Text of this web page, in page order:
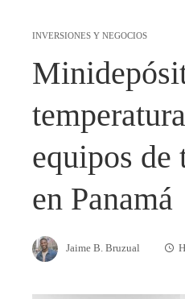
INVERSIONES Y NEGOCIOS
equipos de
en Panamá
Jaime B. Bruzual